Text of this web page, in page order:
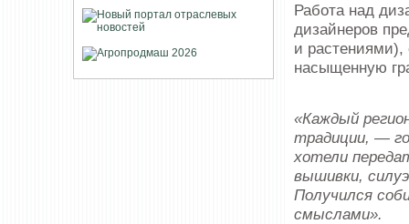
Работа над
дизайнеров
и
насыщенную
«Каждый
традиции, —
хотели
вышивки,
Получился
смыслами».